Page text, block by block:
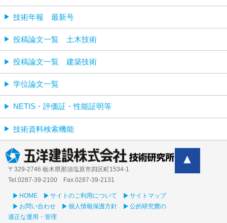
技術年報 最新号
投稿論文一覧 土木技術
投稿論文一覧 建築技術
学位論文一覧
NETIS・評価証・性能証明等
技術資料検索機能
〒329-2746 栃木県那須塩原市四区町1534-1
Tel.0287-39‐2100 Fax.0287-39-2131
HOME サイトのご利用について
サイトマップ
お問い合わせ
個人情報保護方針
公的研究費の
適正な運用・管理